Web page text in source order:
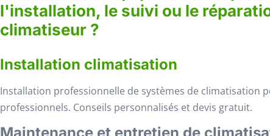
l'installation, le suivi ou le
climatiseur ?
Installation climatisation
Installation professionnelle de systèmes de climatisation
professionnels. Conseils personnalisés et devis gratuit.